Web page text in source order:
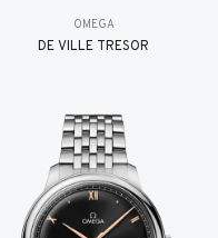
OMEGA
DE VILLE TRESOR